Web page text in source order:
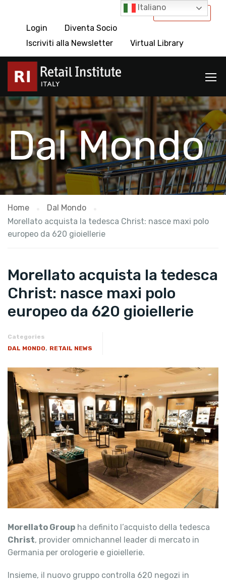
International
Login
Diventa Socio
Iscriviti alla Newsletter
Virtual Library
Dal Mondo
Home
Dal Mondo
Morellato acquista la tedesca Christ: nasce maxi polo
europeo da 620 gioiellerie
Morellato acquista la tedesca
Christ: nasce maxi polo
europeo da 620 gioiellerie
Categories
DAL MONDO, RETAIL NEWS
Morellato Group ha definito l’acquisto della tedesca
Christ, provider omnichannel leader di mercato in
Germania per orologerie e gioiellerie.
Insieme, il nuovo gruppo controlla 620 negozi in
Italiano